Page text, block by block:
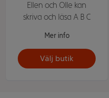
Ellen och Olle kan
skriva och läsa A B C
Mer info
Välj butik